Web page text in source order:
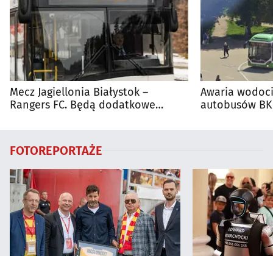
Mecz Jagiellonia Białystok –
Rangers FC. Będą dodatkowe
Awaria
autobusów
FOTOREPORTAŻE